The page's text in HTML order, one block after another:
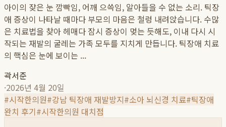
아이의 잦은 눈 깜빡임, 어깨 으쓱임, 알아들을 수 없는 소리. 틱장
애 증상이 나타날 때마다 부모의 마음은 철렁 내려앉습니다. 수많
은 치료법을 찾아 헤매다 잠시 증상이 멎는 듯해도, 이내 다시 시
작되는 재발의 굴레는 가족 모두를 지치게 만듭니다. 틱장애 치료
의 핵심은 눈에 보이는 ...
곽서준
·2026년 4월 20일
#시작한의원#강남 틱장애 재발방지#소아 뇌신경 치료#틱장애
완치 후기#시작한의원 대치점